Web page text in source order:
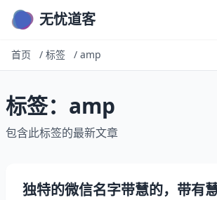
无忧道客
首页 / 标签 / amp
标签：amp
包含此标签的最新文章
独特的微信名字带慧的，带有